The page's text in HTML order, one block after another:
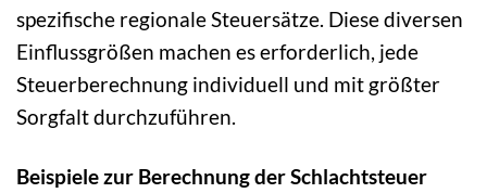
spezifische regionale Steuersätze. Diese diversen
Einflussgrößen machen es erforderlich, jede
Steuerberechnung individuell und mit größter
Sorgfalt durchzuführen.
Beispiele zur Berechnung der Schlachtsteuer